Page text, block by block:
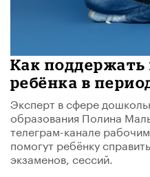
​Как поддержать
ребёнка в
Эксперт в сфере
образования Полина
телеграм-канале
помогут ребёнку
экзаменов, сессий.